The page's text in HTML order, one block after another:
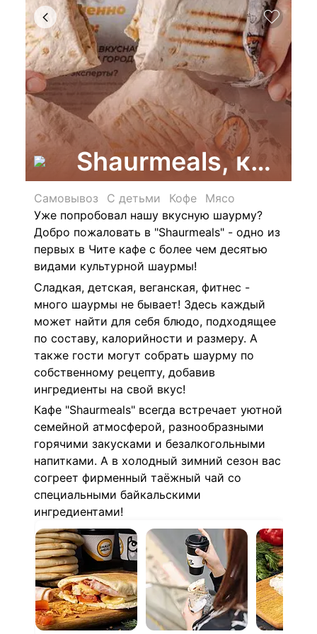
Shaurmeals, кафе
Самовывоз С детьми Кофе
Мясо
Уже попробовал нашу вкусную шаурму?
Добро пожаловать в "Shaurmeals" - одно из
первых в Чите кафе с более чем десятью
видами культурной шаурмы!
Сладкая, детская, веганская, фитнес -
много шаурмы не бывает! Здесь каждый
может найти для себя блюдо, подходящее
по составу, калорийности и размеру. А
также гости могут собрать шаурму по
собственному рецепту, добавив
ингредиенты на свой вкус!
Кафе "Shaurmeals" всегда встречает уютной
семейной атмосферой, разнообразными
горячими закусками и безалкогольными
напитками. А в холодный зимний сезон вас
согреет фирменный таёжный чай со
специальными байкальскими
ингредиентами!